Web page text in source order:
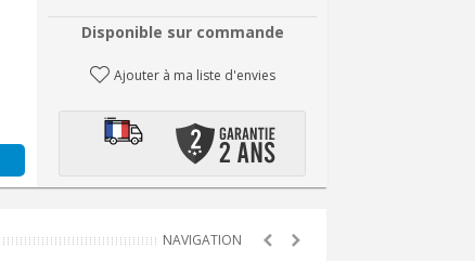
Disponible sur commande
Ajouter à ma liste d'envies